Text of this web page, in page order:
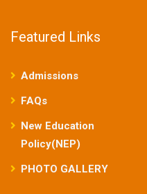
Featured Links
Admissions
FAQs
New Education
Policy(NEP)
PHOTO GALLERY